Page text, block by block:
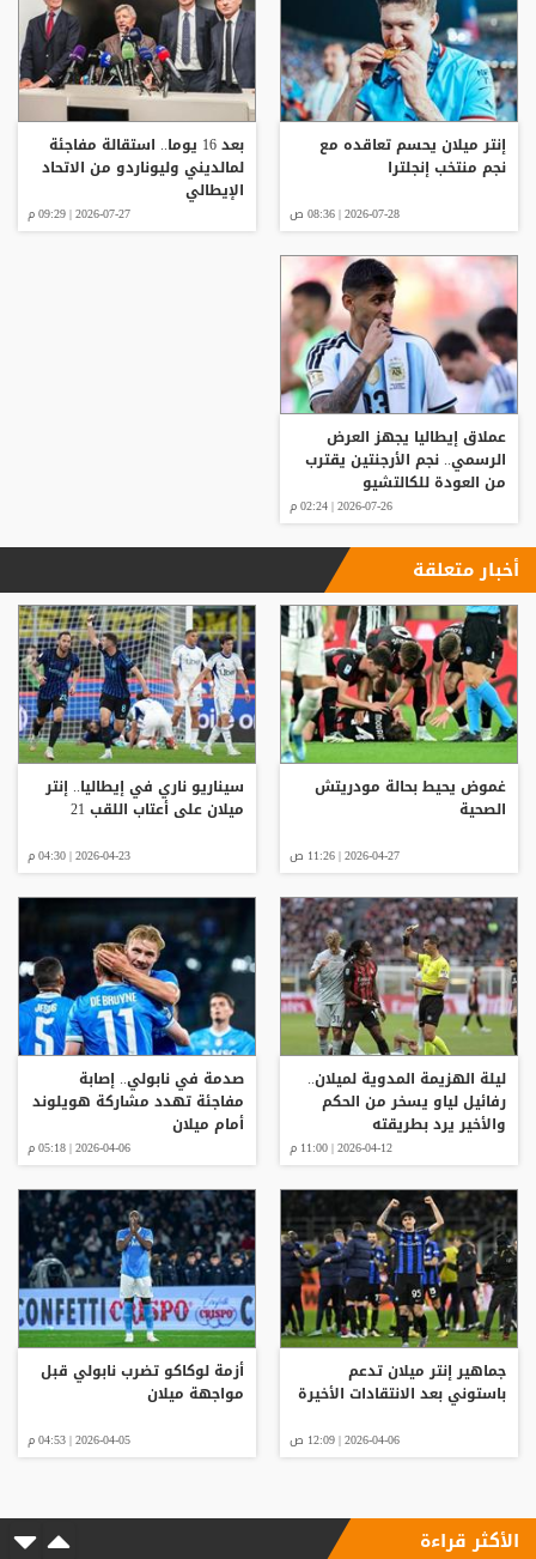
إنتر ميلان يحسم تعاقده مع
نجم منتخب إنجلترا
2026-07-28 | 08:36 ص
بعد 16 يوما.. استقالة مفاجئة
لمالديني وليوناردو من الاتحاد
الإيطالي
2026-07-27 | 09:29 م
عملاق إيطاليا يجهز العرض
الرسمي.. نجم الأرجنتين يقترب
من العودة للكالتشيو
2026-07-26 | 02:24 م
أخبار متعلقة
غموض يحيط بحالة مودريتش
الصحية
2026-04-27 | 11:26 ص
سيناريو ناري في إيطاليا.. إنتر
ميلان على أعتاب اللقب 21
2026-04-23 | 04:30 م
ليلة الهزيمة المدوية لميلان..
رفائيل لياو يسخر من الحكم
والأخير يرد بطريقته
2026-04-12 | 11:00 م
صدمة في نابولي.. إصابة
مفاجئة تهدد مشاركة هويلوند
أمام ميلان
2026-04-06 | 05:18 م
جماهير إنتر ميلان تدعم
باستوني بعد الانتقادات الأخيرة
2026-04-06 | 12:09 ص
أزمة لوكاكو تضرب نابولي قبل
مواجهة ميلان
2026-04-05 | 04:53 م
الأكثر قراءة